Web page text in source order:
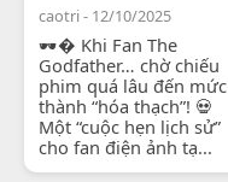
caotri - 12/10/2025
🕶� Khi Fan The
Godfather… chờ chiếu
phim quá lâu đến mức
thành “hóa thạch”! 💀
Một “cuộc hẹn lịch sử”
cho fan điện ảnh tạ...